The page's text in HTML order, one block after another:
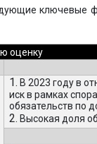
ключевые
оценку
1. В 2023 году в
иск в рамках
обязательств по
2. Высокая доля